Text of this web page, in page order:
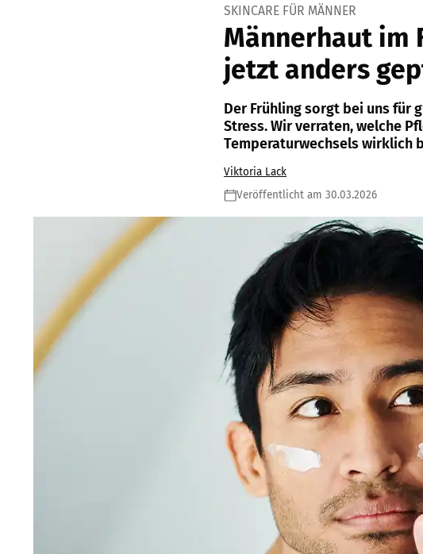
SKINCARE FÜR MÄNNER
Männerhaut im
jetzt anders
Der Frühling sorgt bei uns für
Stress. Wir verraten, welche
Temperaturwechsels wirklich
Viktoria Lack
Veröffentlicht am 30.03.2026